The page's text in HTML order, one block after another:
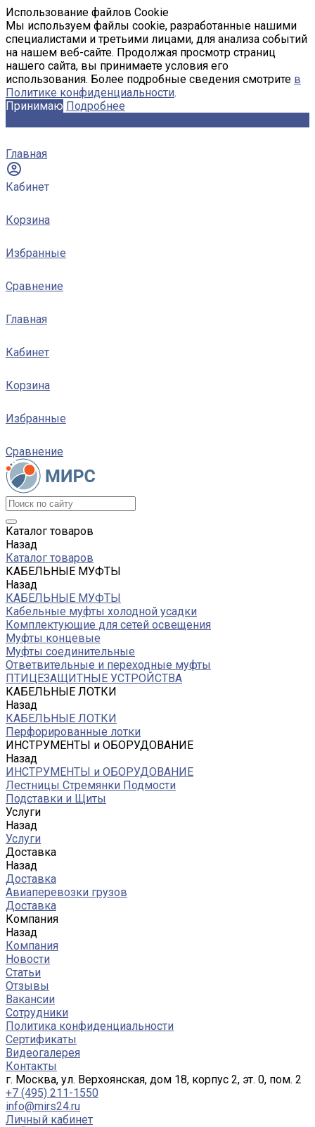
Использование файлов Cookie
Мы используем файлы cookie, разработанные нашими
специалистами и третьими лицами, для анализа событий
на нашем веб-сайте. Продолжая просмотр страниц
нашего сайта, вы принимаете условия его
использования. Более подробные сведения смотрите в
Политике конфиденциальности.
Принимаю Подробнее
Главная
Кабинет
Корзина
Избранные
Сравнение
Главная
Кабинет
Корзина
Избранные
Сравнение
Каталог товаров
Назад
Каталог товаров
КАБЕЛЬНЫЕ МУФТЫ
Назад
КАБЕЛЬНЫЕ МУФТЫ
Кабельные муфты холодной усадки
Комплектующие для сетей освещения
Муфты концевые
Муфты соединительные
Ответвительные и переходные муфты
ПТИЦЕЗАЩИТНЫЕ УСТРОЙСТВА
КАБЕЛЬНЫЕ ЛОТКИ
Назад
КАБЕЛЬНЫЕ ЛОТКИ
Перфорированные лотки
ИНСТРУМЕНТЫ и ОБОРУДОВАНИЕ
Назад
ИНСТРУМЕНТЫ и ОБОРУДОВАНИЕ
Лестницы Стремянки Подмости
Подставки и Щиты
Услуги
Назад
Услуги
Доставка
Назад
Доставка
Авиаперевозки грузов
Доставка
Компания
Назад
Компания
Новости
Статьи
Отзывы
Вакансии
Сотрудники
Политика конфиденциальности
Сертификаты
Видеогалерея
Контакты
г. Москва, ул. Верхоянская, дом 18, корпус 2, эт. 0, пом. 2
+7 (495) 211-1550
info@mirs24.ru
Личный кабинет